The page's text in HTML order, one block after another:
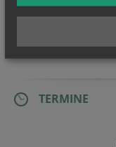
GRÜNWIDL
TERMINE